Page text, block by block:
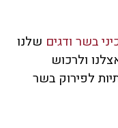
בשר ודגים שלנו
ולרכוש
לפירוק בשר